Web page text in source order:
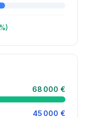
68 000 €
45 000 €